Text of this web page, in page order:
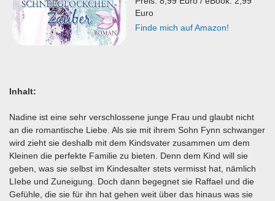
Euro
Finde mich auf Amazon!
Inhalt:
Nadine ist eine sehr verschlossene junge Frau und glaubt nicht
an die romantische Liebe. Als sie mit ihrem Sohn Fynn schwanger
wird zieht sie deshalb mit dem Kindsvater zusammen um dem
Kleinen die perfekte Familie zu bieten. Denn dem Kind will sie
geben, was sie selbst im Kindesalter stets vermisst hat, nämlich
LIebe und Zuneigung. Doch dann begegnet sie Raffael und die
Gefühle, die sie für ihn hat gehen weit über das hinaus was sie